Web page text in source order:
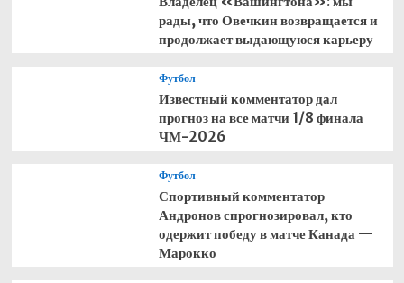
рады, что Овечкин возвращается и
продолжает выдающуюся карьеру
Футбол
Известный комментатор дал
прогноз на все матчи 1/8 финала
ЧМ-2026
Футбол
Спортивный комментатор
Андронов спрогнозировал, кто
одержит победу в матче Канада —
Марокко